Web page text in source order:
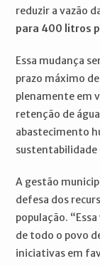
reduzir a vazão
para 400 litros
Essa mudança
prazo máximo de
plenamente em
retenção de
abastecimento
sustentabilidade
A gestão
defesa dos
população.
de todo o povo
iniciativas em